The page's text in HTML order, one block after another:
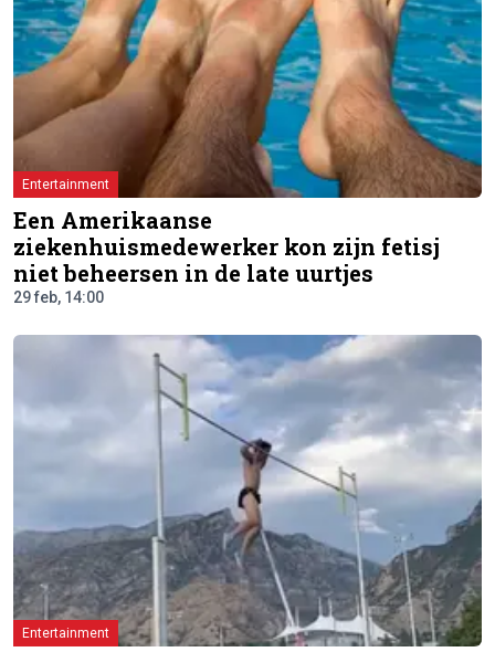
Entertainment
Een Amerikaanse
ziekenhuismedewerker kon zijn fetisj
niet beheersen in de late uurtjes
29 feb, 14:00
Entertainment